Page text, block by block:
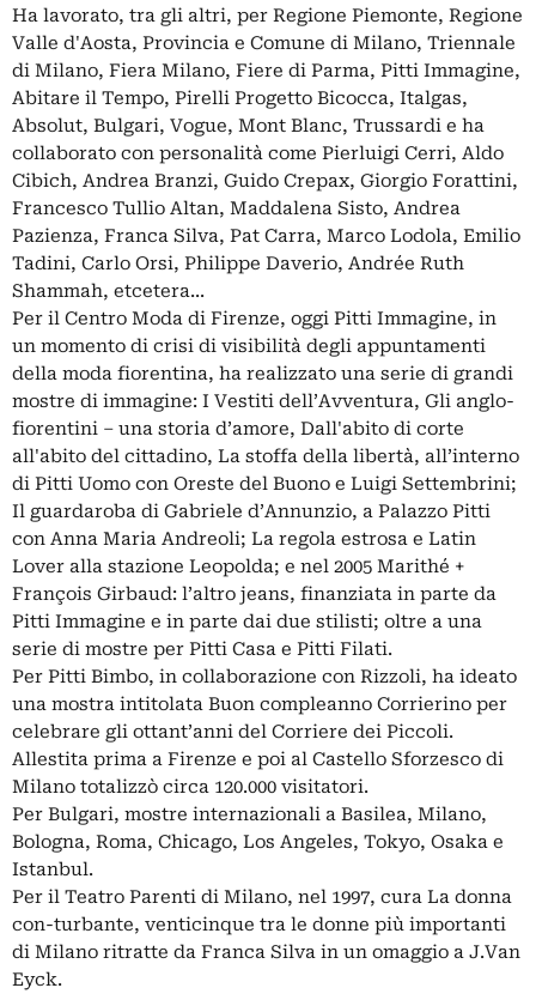
Ha lavorato, tra gli altri, per Regione Piemonte, Regione
Valle d'Aosta, Provincia e Comune di Milano, Triennale
di Milano, Fiera Milano, Fiere di Parma, Pitti Immagine,
Abitare il Tempo, Pirelli Progetto Bicocca, Italgas,
Absolut, Bulgari, Vogue, Mont Blanc, Trussardi e ha
collaborato con personalità come Pierluigi Cerri, Aldo
Cibich, Andrea Branzi, Guido Crepax, Giorgio Forattini,
Francesco Tullio Altan, Maddalena Sisto, Andrea
Pazienza, Franca Silva, Pat Carra, Marco Lodola, Emilio
Tadini, Carlo Orsi, Philippe Daverio, Andrée Ruth
Shammah, etcetera...
Per il Centro Moda di Firenze, oggi Pitti Immagine, in
un momento di crisi di visibilità degli appuntamenti
della moda fiorentina, ha realizzato una serie di grandi
mostre di immagine: I Vestiti dell’Avventura, Gli anglo-
fiorentini – una storia d’amore, Dall'abito di corte
all'abito del cittadino, La stoffa della libertà, all’interno
di Pitti Uomo con Oreste del Buono e Luigi Settembrini;
Il guardaroba di Gabriele d’Annunzio, a Palazzo Pitti
con Anna Maria Andreoli; La regola estrosa e Latin
Lover alla stazione Leopolda; e nel 2005 Marithé +
François Girbaud: l’altro jeans, finanziata in parte da
Pitti Immagine e in parte dai due stilisti; oltre a una
serie di mostre per Pitti Casa e Pitti Filati.
Per Pitti Bimbo, in collaborazione con Rizzoli, ha ideato
una mostra intitolata Buon compleanno Corrierino per
celebrare gli ottant’anni del Corriere dei Piccoli.
Allestita prima a Firenze e poi al Castello Sforzesco di
Milano totalizzò circa 120.000 visitatori.
Per Bulgari, mostre internazionali a Basilea, Milano,
Bologna, Roma, Chicago, Los Angeles, Tokyo, Osaka e
Istanbul.
Per il Teatro Parenti di Milano, nel 1997, cura La donna
con-turbante, venticinque tra le donne più importanti
di Milano ritratte da Franca Silva in un omaggio a J.Van
Eyck.